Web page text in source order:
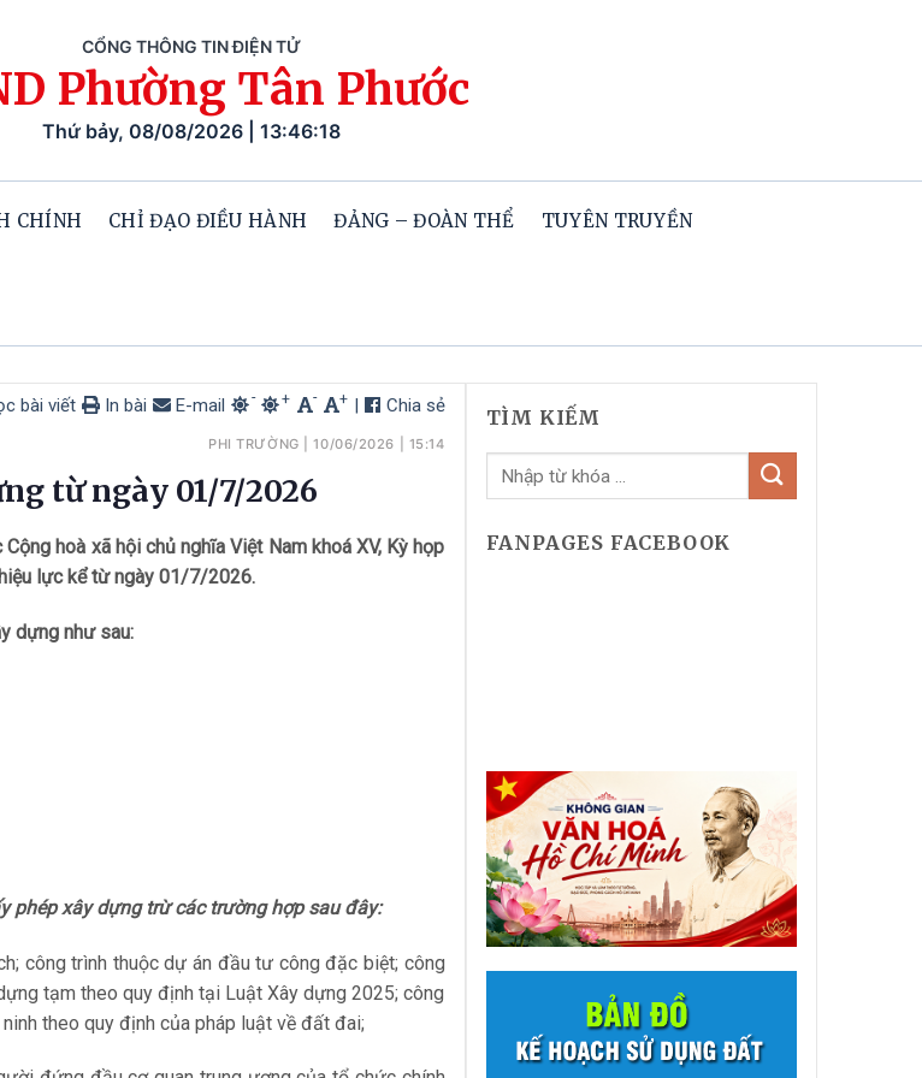
CỔNG THÔNG TIN ĐIỆN TỬ
Phường Tân Phước
Thứ bảy, 08/08/2026 | 13:46:19
CHÍNH CHỈ ĐẠO ĐIỀU HÀNH ĐẢNG – ĐOÀN THỂ TUYÊN TRUYỀN
bài viết In bài E-mail - + - + | Chia sẻ
PHI TRƯỜNG 10/06/2026 15:14
từ ngày 01/7/2026
hoà xã hội chủ nghĩa Việt Nam khoá XV, Kỳ họp
lực kể từ ngày 01/7/2026.
dựng như sau:
phép xây dựng trừ các trường hợp sau đây:
công trình thuộc dự án đầu tư công đặc biệt; công
tạm theo quy định tại Luật Xây dựng 2025; công
theo quy định của pháp luật về đất đai;
TÌM KIẾM
FANPAGES FACEBOOK